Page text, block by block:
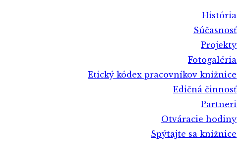
História
Súčasnosť
Projekty
Fotogaléria
Etický kódex pracovníkov knižnice
Edičná činnosť
Partneri
Otváracie hodiny
Spýtajte sa knižnice